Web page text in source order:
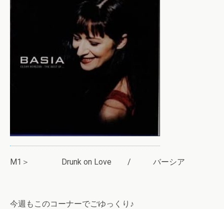
M1＞ Drunk on Love / バーシア
今週もこのコーナーでごゆっくり♪